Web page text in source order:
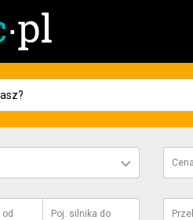
od Poj. silnika do